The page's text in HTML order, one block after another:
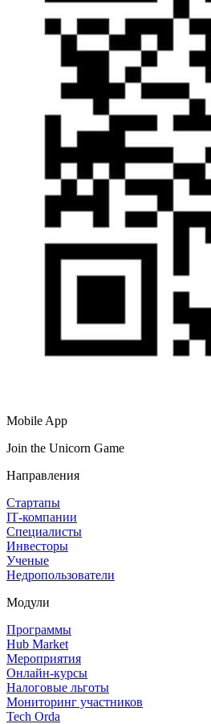
Mobile App
Join the Unicorn Game
Направления
Стартапы
IT‑компании
Специалисты
Инвесторы
Ученые
Недропользователи
Модули
Программы
Hub Market
Мероприятия
Онлайн‑курсы
Налоговые льготы
Мониторинг участников
Tech Orda